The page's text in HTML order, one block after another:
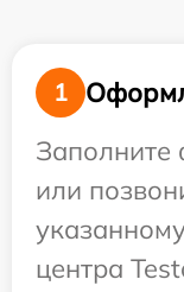
1
Заполните
или
центра